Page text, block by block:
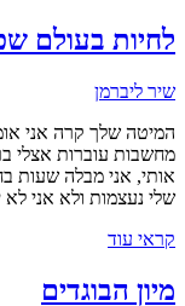
לחיות בעולם
שיר ליברמן
המיטה שלך קרה אני
מחשבות עוברות אצלי
אותי, אני מבלה שעות
שלי נעצמות ולא אני לא
קראי עוד
מיון הבוגדים